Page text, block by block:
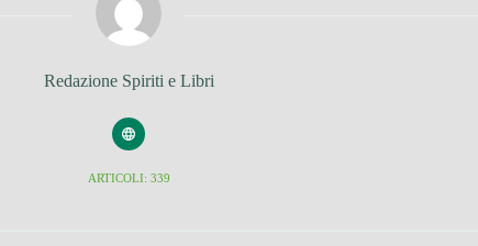
Redazione Spiriti e Libri
ARTICOLI: 339